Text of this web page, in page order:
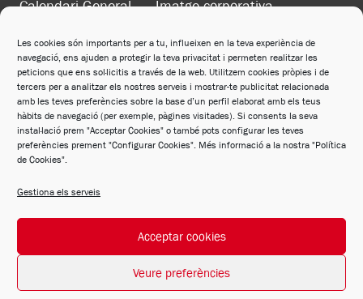
Les cookies són importants per a tu, influeixen en la teva experiència de
navegació, ens ajuden a protegir la teva privacitat i permeten realitzar les
peticions que ens sol·licitis a través de la web. Utilitzem cookies pròpies i de
tercers per a analitzar els nostres serveis i mostrar-te publicitat relacionada
amb les teves preferències sobre la base d’un perfil elaborat amb els teus
hàbits de navegació (per exemple, pàgines visitades). Si consents la seva
instal·lació prem "Acceptar Cookies" o també pots configurar les teves
preferències prement "Configurar Cookies". Més informació a la nostra "Política
de Cookies".
Gestiona els serveis
Acceptar cookies
Veure preferències
Calendari General
Imatge corporativa
LEGAL
Política de privacitat
Política de cookies
Avís legal
Política de xarxes socials
© 2026 FCM Desarrollado por Andrac Computing